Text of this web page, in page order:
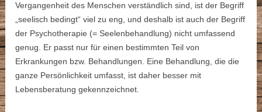
Vergangenheit des Menschen verständlich sind, ist der Begriff
„seelisch bedingt“ viel zu eng, und deshalb ist auch der Begriff
der Psychotherapie (= Seelenbehandlung) nicht umfassend
genug. Er passt nur für einen bestimmten Teil von
Erkrankungen bzw. Behandlungen. Eine Behandlung, die die
ganze Persönlichkeit umfasst, ist daher besser mit
Lebensberatung gekennzeichnet.